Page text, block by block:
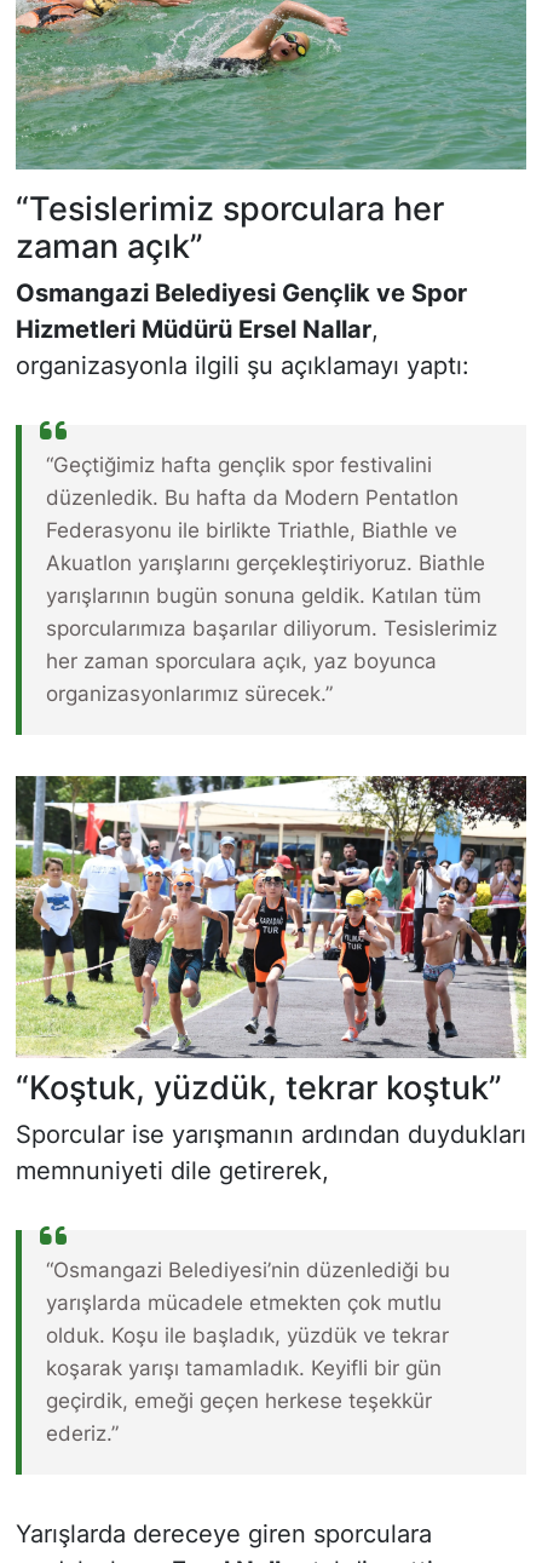
“Tesislerimiz sporculara her
zaman açık”
Osmangazi Belediyesi Gençlik ve Spor
Hizmetleri Müdürü Ersel Nallar,
organizasyonla ilgili şu açıklamayı yaptı:
“Geçtiğimiz hafta gençlik spor festivalini
düzenledik. Bu hafta da Modern Pentatlon
Federasyonu ile birlikte Triathle, Biathle ve
Akuatlon yarışlarını gerçekleştiriyoruz. Biathle
yarışlarının bugün sonuna geldik. Katılan tüm
sporcularımıza başarılar diliyorum. Tesislerimiz
her zaman sporculara açık, yaz boyunca
organizasyonlarımız sürecek.”
“Koştuk, yüzdük, tekrar koştuk”
Sporcular ise yarışmanın ardından duydukları
memnuniyeti dile getirerek,
“Osmangazi Belediyesi’nin düzenlediği bu
yarışlarda mücadele etmekten çok mutlu
olduk. Koşu ile başladık, yüzdük ve tekrar
koşarak yarışı tamamladık. Keyifli bir gün
geçirdik, emeği geçen herkese teşekkür
ederiz.”
Yarışlarda dereceye giren sporculara